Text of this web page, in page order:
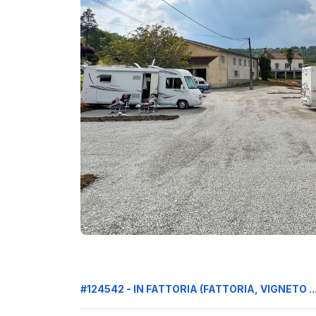
#124542 - IN FATTORIA (FATTORIA, VIGNETO